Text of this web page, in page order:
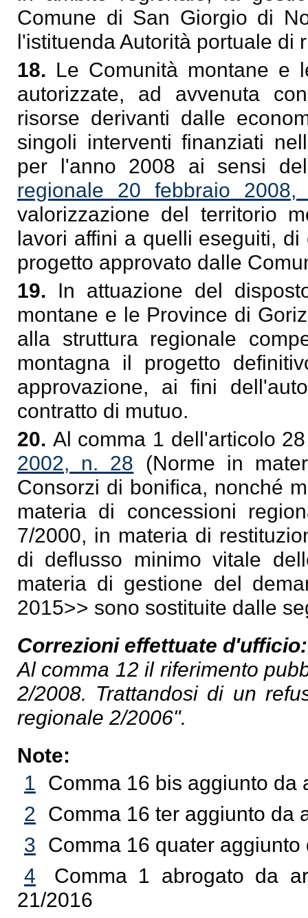
Comune di San Giorgio di
l'istituenda Autorità portuale di
18. Le Comunità montane e
autorizzate, ad avvenuta
risorse derivanti dalle
singoli interventi finanziati
per l'anno 2008 ai sensi
regionale 20 febbraio
valorizzazione del territorio
lavori affini a quelli eseguiti,
progetto approvato dalle
19. In attuazione del
montane e le Province di
alla struttura regionale
montagna il progetto
approvazione, ai fini
contratto di mutuo.
20. Al comma 1 dell'articolo
2002, n. 28 (Norme in
Consorzi di bonifica, nonché
materia di concessioni
7/2000, in materia di
di deflusso minimo vitale
materia di gestione del
2015>> sono sostituite dalle
Correzioni effettuate d'ufficio:
Al comma 12 il riferimento
2/2008. Trattandosi di un
regionale 2/2006".
Note:
1 Comma 16 bis aggiunto da
2 Comma 16 ter aggiunto da
3 Comma 16 quater
4
Comma 1 abrogato da
21/2016